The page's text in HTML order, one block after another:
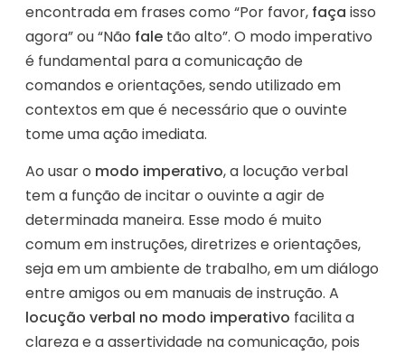
encontrada em frases como “Por favor, faça isso
agora” ou “Não fale tão alto”. O modo imperativo
é fundamental para a comunicação de
comandos e orientações, sendo utilizado em
contextos em que é necessário que o ouvinte
tome uma ação imediata.
Ao usar o modo imperativo, a locução verbal
tem a função de incitar o ouvinte a agir de
determinada maneira. Esse modo é muito
comum em instruções, diretrizes e orientações,
seja em um ambiente de trabalho, em um diálogo
entre amigos ou em manuais de instrução. A
locução verbal no modo imperativo facilita a
clareza e a assertividade na comunicação, pois